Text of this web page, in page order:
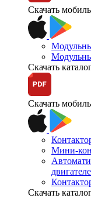
Скачать
Скачать
Скачать
Мини-
Скачать